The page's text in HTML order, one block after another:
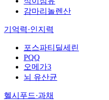
감마리놀렌산
기억력·인지력
포스파티딜세린
PQQ
오메가3
뇌 유산균
헬시푸드·과채